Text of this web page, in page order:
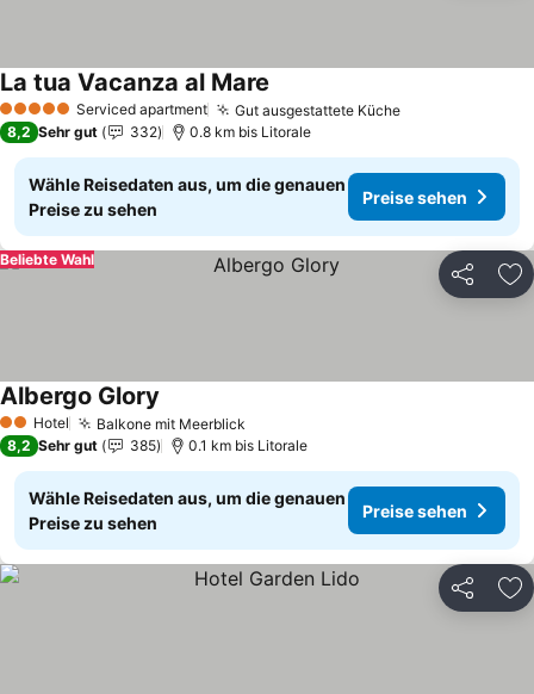
5 Sterne Serviced apartment Gut ausgestattete KüchePreise sehen
La tua Vacanza al Mare
8,2 Sehr gut 332 0.8 km bis Litorale
Wähle Reisedaten aus, um die genauen
Preise zu sehen
Preise sehen
Teilen
Beliebte Wahl
2 Sterne
Hotel Balkone mit Meerblick
Albergo Glory
8,2 Sehr gut 385 0.1 km bis Litorale
Wähle Reisedaten aus, um die genauen
Preise zu sehen
Preise sehen
Teilen